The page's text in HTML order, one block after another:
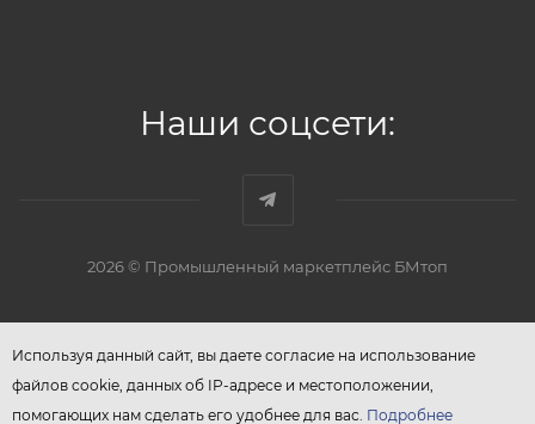
Наши соцсети:
2026 © Промышленный маркетплейс БМтоп
Используя данный сайт, вы даете согласие на использование
файлов cookie, данных об IP-адресе и местоположении,
помогающих нам сделать его удобнее для вас. Подробнее